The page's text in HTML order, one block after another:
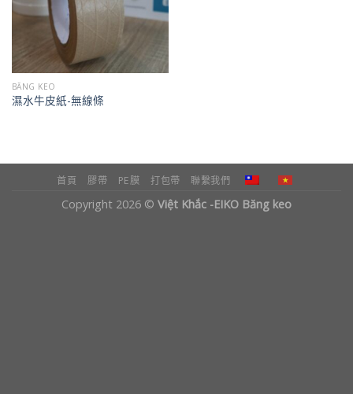
BĂNG KEO
濕水牛皮紙-無線條
首頁 膠帶 PE膜 打包帶 聯繫我們
Copyright 2026 © Việt Khắc -EIKO Băng keo